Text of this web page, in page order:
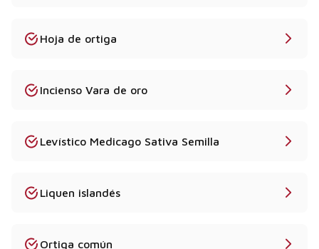
Hoja de ortiga
Incienso Vara de oro
Levístico Medicago Sativa Semilla
Liquen islandés
Ortiga común